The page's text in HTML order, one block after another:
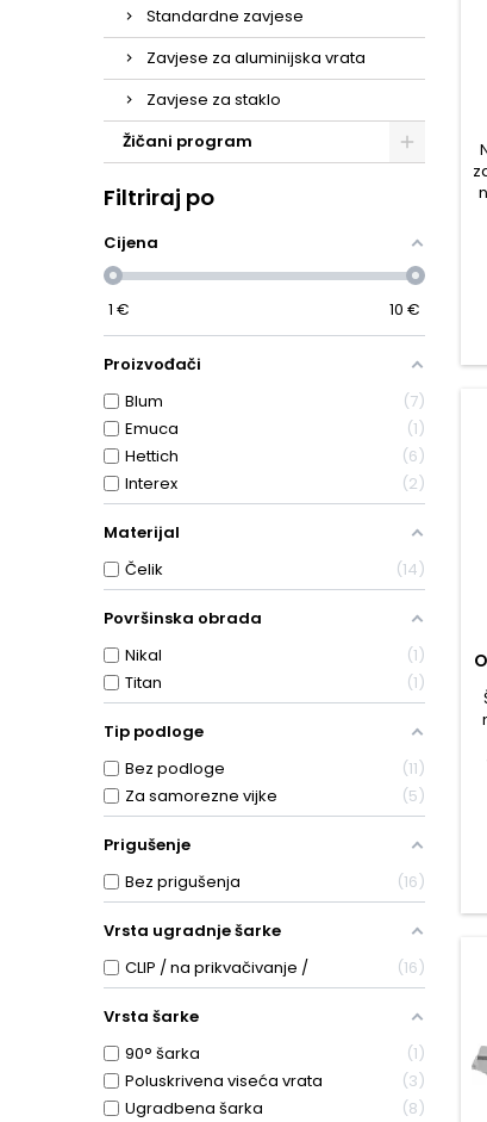
Standardne zavjese
Zavjese za aluminijska vrata
Zavjese za staklo
Žičani program
Filtriraj po
Cijena
1 € 10 €
Proizvođači
Blum
7
Emuca
1
Hettich
6
Interex
2
Materijal
Čelik
14
Površinska obrada
Nikal
1
Titan
1
Tip podloge
Bez podloge
11
Za samorezne vijke
5
Prigušenje
Bez prigušenja
16
Vrsta ugradnje šarke
CLIP / na prikvačivanje /
16
Vrsta šarke
90° šarka
1
Poluskrivena viseća vrata
3
Ugradbena šarka
8